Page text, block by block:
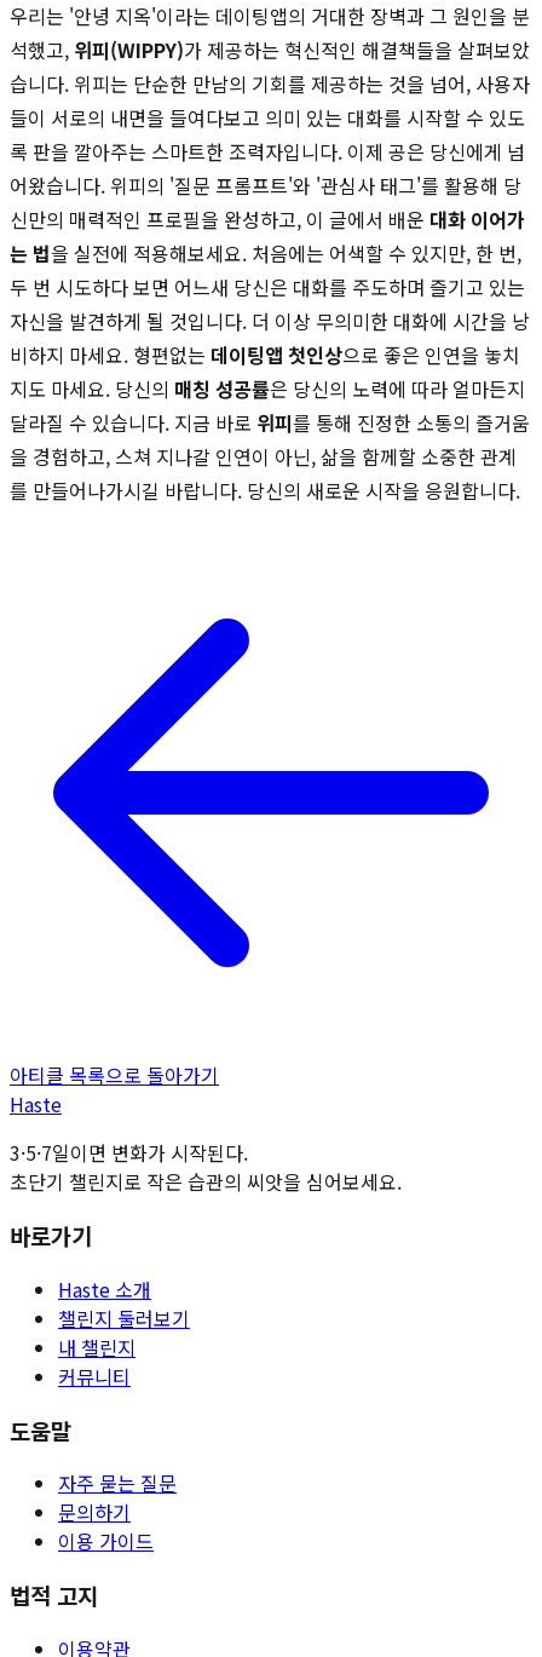
우리는 '안녕 지옥'이라는 데이팅앱의 거대한 장벽과 그 원인을 분
석했고, 위피(WIPPY)가 제공하는 혁신적인 해결책들을 살펴보았
습니다. 위피는 단순한 만남의 기회를 제공하는 것을 넘어, 사용자
들이 서로의 내면을 들여다보고 의미 있는 대화를 시작할 수 있도
록 판을 깔아주는 스마트한 조력자입니다. 이제 공은 당신에게 넘
어왔습니다. 위피의 '질문 프롬프트'와 '관심사 태그'를 활용해 당
신만의 매력적인 프로필을 완성하고, 이 글에서 배운 대화 이어가
는 법을 실전에 적용해보세요. 처음에는 어색할 수 있지만, 한 번,
두 번 시도하다 보면 어느새 당신은 대화를 주도하며 즐기고 있는
자신을 발견하게 될 것입니다. 더 이상 무의미한 대화에 시간을 낭
비하지 마세요. 형편없는 데이팅앱 첫인상으로 좋은 인연을 놓치
지도 마세요. 당신의 매칭 성공률은 당신의 노력에 따라 얼마든지
달라질 수 있습니다. 지금 바로 위피를 통해 진정한 소통의 즐거움
을 경험하고, 스쳐 지나갈 인연이 아닌, 삶을 함께할 소중한 관계
를 만들어나가시길 바랍니다. 당신의 새로운 시작을 응원합니다.
아티클 목록으로 돌아가기
Haste
3·5·7일이면 변화가 시작된다.
초단기 챌린지로 작은 습관의 씨앗을 심어보세요.
바로가기
Haste 소개
챌린지 둘러보기
내 챌린지
커뮤니티
도움말
자주 묻는 질문
문의하기
이용 가이드
법적 고지
이용약관